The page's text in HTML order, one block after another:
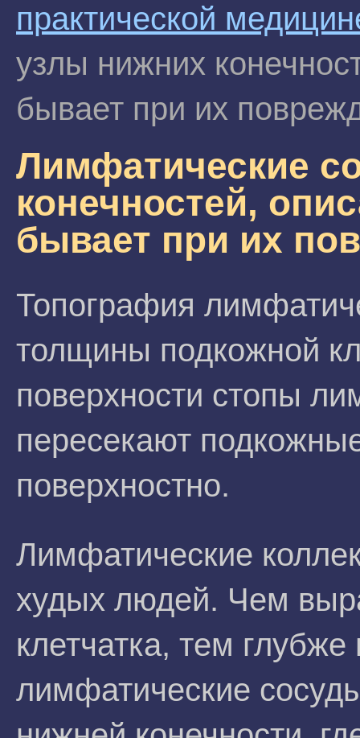
практической
узлы нижних
бывает при их
Лимфатические
конечностей,
бывает при их
Топография
толщины подкожной
поверхности стопы
пересекают
поверхностно.
Лимфатические
худых людей. Чем
клетчатка, тем
лимфатические